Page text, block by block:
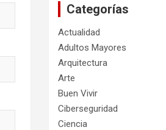
Categorías
Actualidad
Adultos Mayores
Arquitectura
Arte
Buen Vivir
Ciberseguridad
Ciencia